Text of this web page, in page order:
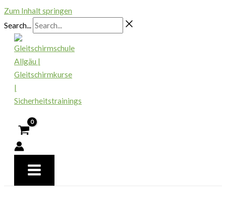
Zum Inhalt springen
Search...